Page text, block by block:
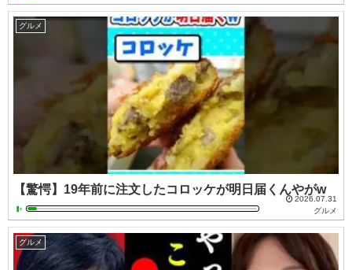
グルメ
【驚愕】19年前に注文したコロッケが明日届くんやがw
2026.07.31
グルメ
グルメ